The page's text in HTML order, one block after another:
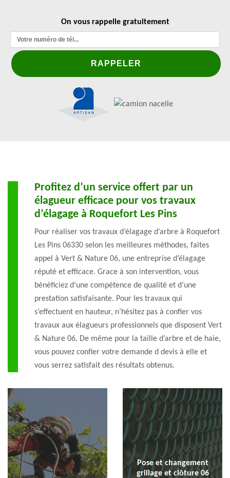
On vous rappelle gratuitement
Profitez d’un service offert par un
élagueur efficace pour vos travaux
d’élagage à Roquefort Les Pins
Pour réaliser vos travaux d’élagage d’arbre à Roquefort
Les Pins 06330 selon les meilleures méthodes, faites
appel à Vert & Nature 06, une entreprise d’élagage
réputé et efficace. Grace à son intervention, vous
bénéficiez d’une compétence de qualité et d’une
prestation satisfaisante. Pour les travaux qui
s’effectuent en hauteur, n’hésitez pas à confier vos
travaux aux élagueurs professionnels que disposent Vert
& Nature 06. De même pour la taille d’arbre et de haie,
vous pouvez confier votre demande d devis à elle et
vous serrez satisfait des résultats obtenus.
Pose et changement
grillage et clôture 06